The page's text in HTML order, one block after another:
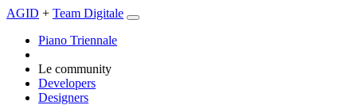
AGID + Team Digitale
Piano Triennale
Le community
Developers
Designers